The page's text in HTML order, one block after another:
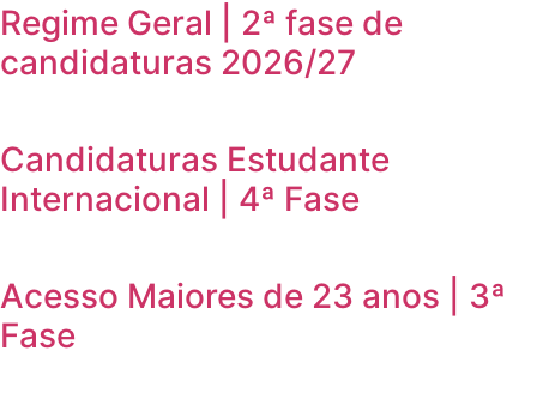
Regime Geral | 2ª fase de
candidaturas 2026/27
Candidaturas Estudante
Internacional | 4ª Fase
Acesso Maiores de 23 anos | 3ª
Fase